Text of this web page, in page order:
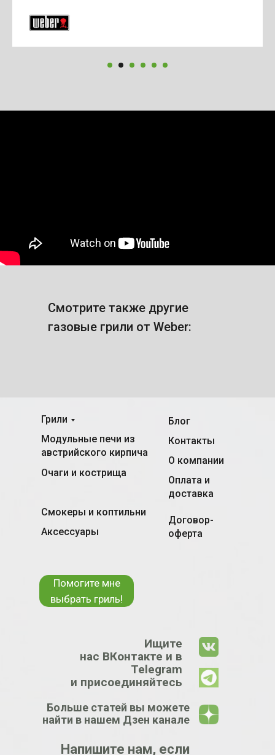
Смотрите также другие
газовые грили от Weber:
Напишите нам, если
Модульные печи из
австрийского кирпича
Смокеры и коптильни
Очаги и кострища
Контакты
Блог
О компании
Оплата и
доставка
Аксессуары
Грили
Ищите
нас ВКонтакте и в
Telegram
и присоединяйтесь
Помогите мне
выбрать гриль!
Договор-
оферта
Больше статей вы можете
найти в нашем Дзен канале